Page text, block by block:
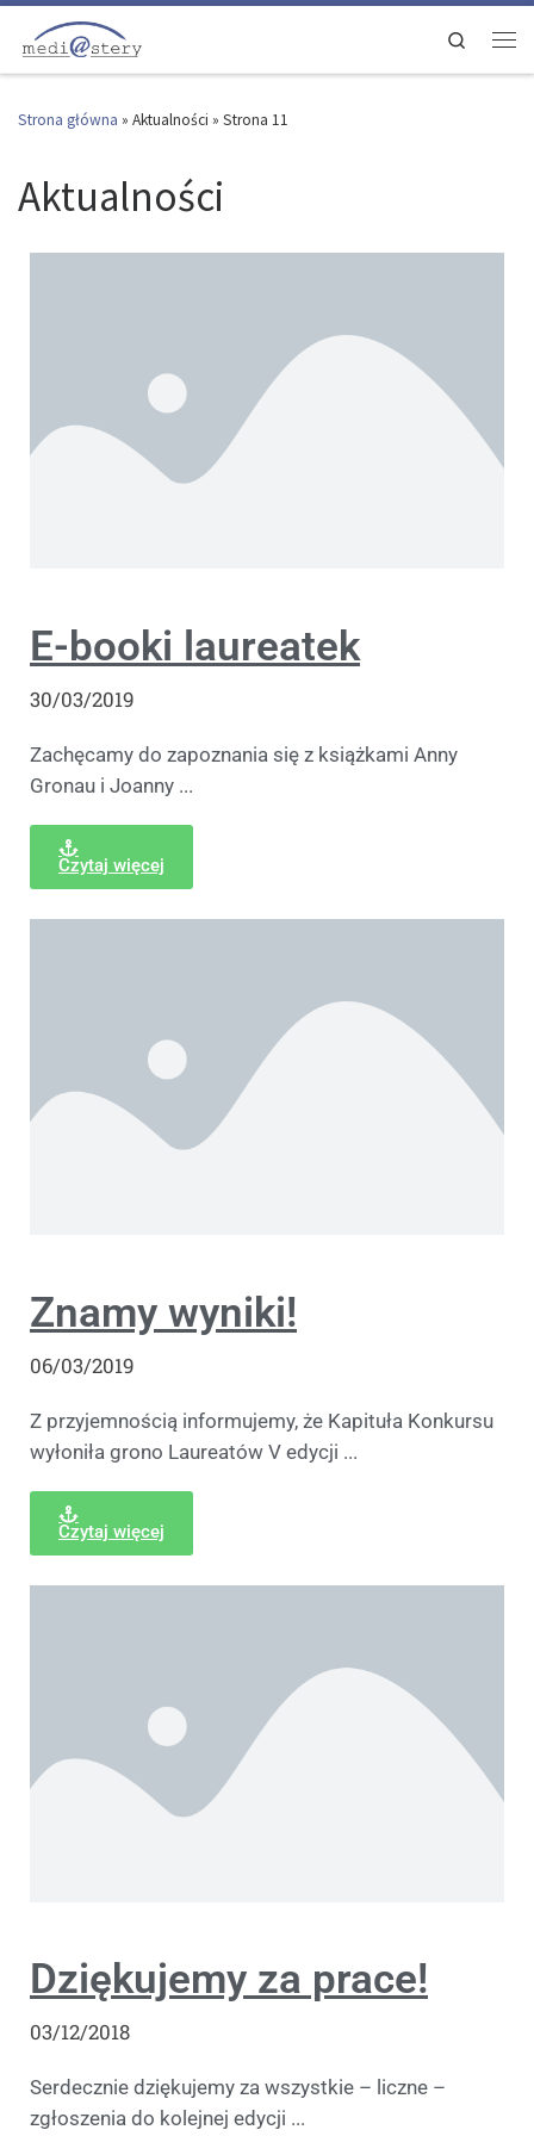
Przejdź do treści Search
Strona główna » Aktualności » Strona 11
Aktualności
E-booki laureatek
30/03/2019
Zachęcamy do zapoznania się z książkami Anny
Gronau i Joanny ...
Czytaj więcej
Znamy wyniki!
06/03/2019
Z przyjemnością informujemy, że Kapituła Konkursu
wyłoniła grono Laureatów V edycji ...
Czytaj więcej
Dziękujemy za prace!
03/12/2018
Serdecznie dziękujemy za wszystkie – liczne –
zgłoszenia do kolejnej edycji ...